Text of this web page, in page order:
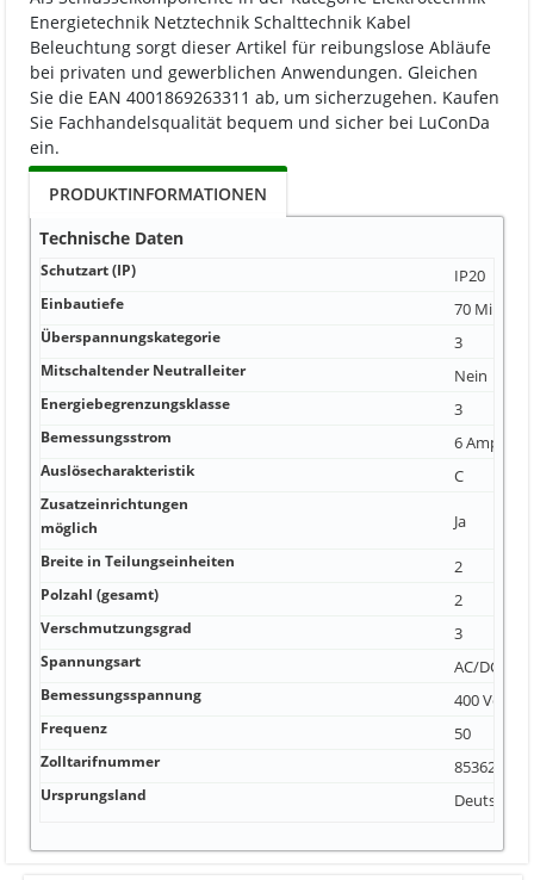
Energietechnik Netztechnik Schalttechnik Kabel
Beleuchtung sorgt dieser Artikel für reibungslose Abläufe
bei privaten und gewerblichen Anwendungen. Gleichen
Sie die EAN 4001869263311 ab, um sicherzugehen. Kaufen
Sie Fachhandelsqualität bequem und sicher bei LuConDa
ein.
PRODUKTINFORMATIONEN
Technische Daten
Schutzart (IP) IP20
Einbautiefe 70
Überspannungskategorie 3
Mitschaltender Neutralleiter Nein
Energiebegrenzungsklasse 3
Bemessungsstrom 6 Ampere
Auslösecharakteristik C
Zusatzeinrichtungen
möglich
Ja
Breite in Teilungseinheiten 2
Polzahl (gesamt) 2
Verschmutzungsgrad 3
Spannungsart AC/DC
Bemessungsspannung 400 Volt
Frequenz 50
Zolltarifnummer 85362010
Ursprungsland